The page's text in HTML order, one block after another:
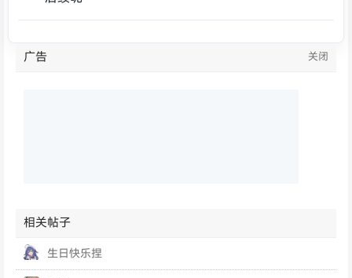
广告 关闭
相关帖子
生日快乐捏